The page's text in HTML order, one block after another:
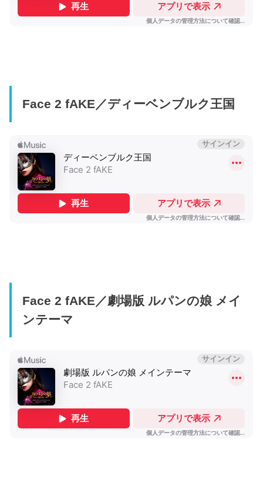
Face 2 fAKE／ディーベンブルク王国
Face 2 fAKE／劇場版 ルパンの娘 メイ
ンテーマ